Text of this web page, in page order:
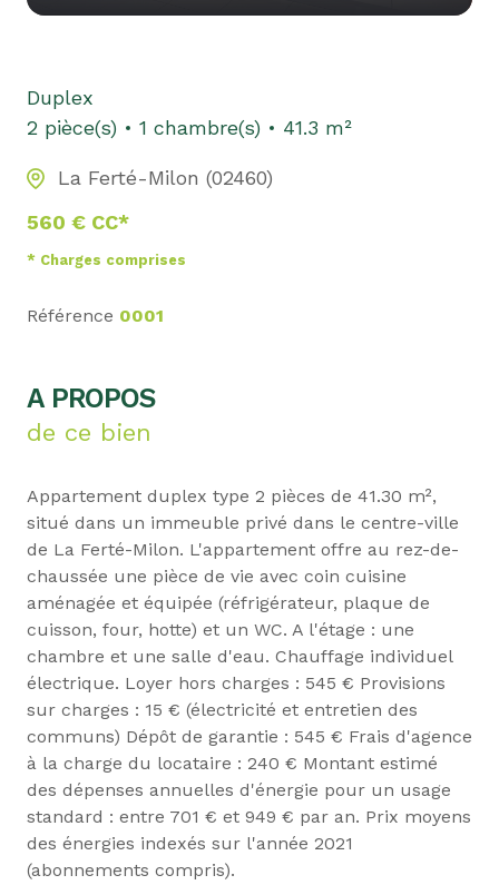
Duplex
2 pièce(s)
1 chambre(s) 41.3 m²
La Ferté-Milon (02460)
560 € CC*
* Charges comprises
Référence 0001
A PROPOS
de ce bien
Appartement duplex type 2 pièces de 41.30 m²,
situé dans un immeuble privé dans le centre-ville
de La Ferté-Milon. L'appartement offre au rez-de-
chaussée une pièce de vie avec coin cuisine
aménagée et équipée (réfrigérateur, plaque de
cuisson, four, hotte) et un WC. A l'étage : une
chambre et une salle d'eau. Chauffage individuel
électrique. Loyer hors charges : 545 € Provisions
sur charges : 15 € (électricité et entretien des
communs) Dépôt de garantie : 545 € Frais d'agence
à la charge du locataire : 240 € Montant estimé
des dépenses annuelles d'énergie pour un usage
standard : entre 701 € et 949 € par an. Prix moyens
des énergies indexés sur l'année 2021
(abonnements compris).